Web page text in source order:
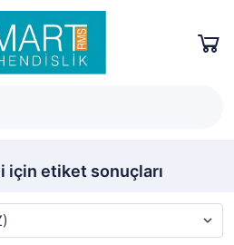
için etiket sonuçları